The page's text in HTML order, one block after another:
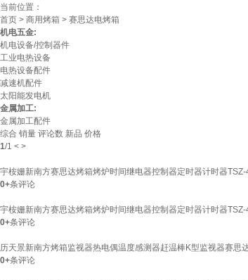
当前位置：
首页 > 商用烤箱 > 赛思达电烤箱
机电五金:
机电设备/控制器件
工业电热设备
电热设备配件
减速机配件
太阳能发电机
金属加工:
金属加工配件
综合 销量 评论数 新品 价格
1/1 < >
宇桉姗新南方赛思达烤箱烤炉时间继电器控制器定时器计时器
0+条评论
宇桉姗新南方赛思达烤箱烤炉时间继电器控制器定时器计时器
0+条评论
历天景新南方烤箱监视器热电偶温度感测器赶温棒K型监视器赛思
0+条评论